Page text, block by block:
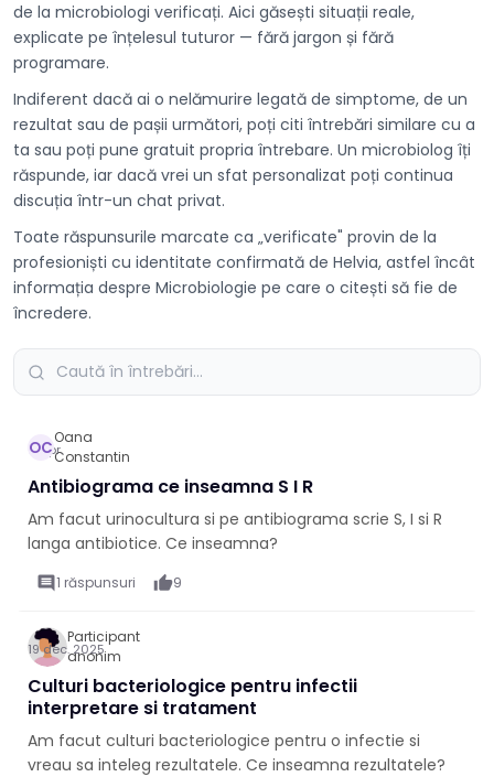
de la microbiologi verificați. Aici găsești situații reale,
explicate pe înțelesul tuturor — fără jargon și fără
programare.
Indiferent dacă ai o nelămurire legată de simptome, de un
rezultat sau de pașii următori, poți citi întrebări similare cu a
ta sau poți pune gratuit propria întrebare. Un microbiolog îți
răspunde, iar dacă vrei un sfat personalizat poți continua
discuția într-un chat privat.
Toate răspunsurile marcate ca „verificate" provin de la
profesioniști cu identitate confirmată de Helvia, astfel încât
informația despre Microbiologie pe care o citești să fie de
încredere.
OCOana
Constantin
6 apr.
Antibiograma ce inseamna S I R
Am facut urinocultura si pe antibiograma scrie S, I si R
langa antibiotice. Ce inseamna?
comment 1 răspunsuri thumb_up9
Participant
anonim
19 dec. 2025
Culturi bacteriologice pentru infectii
interpretare si tratament
Am facut culturi bacteriologice pentru o infectie si
vreau sa inteleg rezultatele. Ce inseamna rezultatele?